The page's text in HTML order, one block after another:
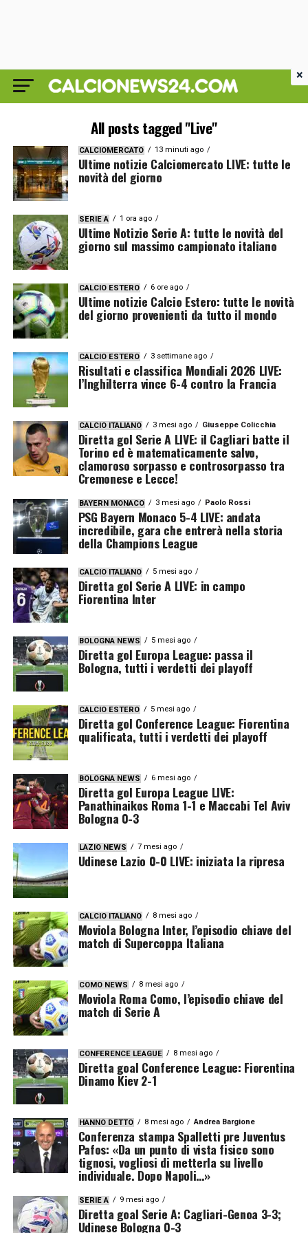
All posts tagged "Live"
CALCIOMERCATO 13 minuti ago
Ultime notizie Calciomercato LIVE: tutte le
novità del giorno
SERIE A 1 ora ago
Ultime Notizie Serie A: tutte le novità del
giorno sul massimo campionato italiano
CALCIO ESTERO 6 ore ago
Ultime notizie Calcio Estero: tutte le novità
del giorno provenienti da tutto il mondo
CALCIO ESTERO 3 settimane ago
Risultati e classifica Mondiali 2026 LIVE:
l’Inghilterra vince 6-4 contro la Francia
CALCIO ITALIANO 3 mesi ago Giuseppe Colicchia
Diretta gol Serie A LIVE: il Cagliari batte il
Torino ed è matematicamente salvo,
clamoroso sorpasso e controsorpasso tra
Cremonese e Lecce!
BAYERN MONACO 3 mesi ago Paolo Rossi
PSG Bayern Monaco 5-4 LIVE: andata
incredibile, gara che entrerà nella storia
della Champions League
CALCIO ITALIANO 5 mesi ago
Diretta gol Serie A LIVE: in campo
Fiorentina Inter
BOLOGNA NEWS 5 mesi ago
Diretta gol Europa League: passa il
Bologna, tutti i verdetti dei playoff
CALCIO ESTERO 5 mesi ago
Diretta gol Conference League: Fiorentina
qualificata, tutti i verdetti dei playoff
BOLOGNA NEWS 6 mesi ago
Diretta gol Europa League LIVE:
Panathinaikos Roma 1-1 e Maccabi Tel Aviv
Bologna 0-3
LAZIO NEWS 7 mesi ago
Udinese Lazio 0-0 LIVE: iniziata la ripresa
CALCIO ITALIANO 8 mesi ago
Moviola Bologna Inter, l’episodio chiave del
match di Supercoppa Italiana
COMO NEWS 8 mesi ago
Moviola Roma Como, l’episodio chiave del
match di Serie A
CONFERENCE LEAGUE 8 mesi ago
Diretta goal Conference League: Fiorentina
Dinamo Kiev 2-1
HANNO DETTO 8 mesi ago Andrea Bargione
Conferenza stampa Spalletti pre Juventus
Pafos: «Da un punto di vista fisico sono
tignosi, vogliosi di metterla su livello
individuale. Dopo Napoli…»
SERIE A 9 mesi ago
Diretta goal Serie A: Cagliari-Genoa 3-3;
Udinese Bologna 0-3
×